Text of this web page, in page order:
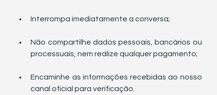
Interrompa imediatamente a conversa;
Não compartilhe dados pessoais, bancários ou
processuais, nem realize qualquer pagamento;
Encaminhe as informações recebidas ao nosso
canal oficial para verificação.